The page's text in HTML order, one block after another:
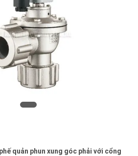
quản phun xung góc phải với cổng